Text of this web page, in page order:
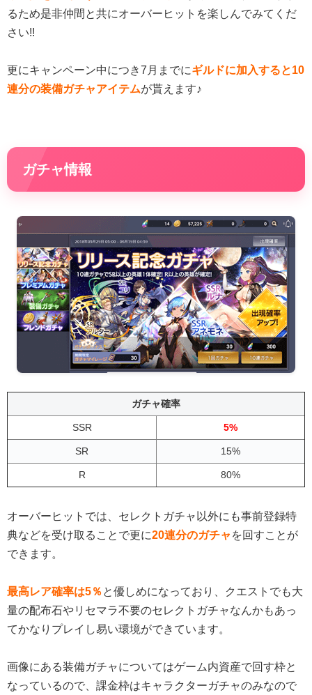
るため是非仲間と共にオーバーヒットを楽しんでみてくだ
さい!!
更にキャンペーン中につき7月までにギルドに加入すると10
連分の装備ガチャアイテムが貰えます♪
ガチャ情報
ガチャ確率
SSR 5%
SR 15%
R 80%
オーバーヒットでは、セレクトガチャ以外にも事前登録特
典などを受け取ることで更に20連分のガチャ を回すことが
できます。
最高レア確率は5％ と優しめになっており、クエストでも大
量の配布石やリセマラ不要のセレクトガチャなんかもあっ
てかなりプレイし易い環境ができています。
画像にある装備ガチャについてはゲーム内資産で回す枠と
なっているので、課金枠はキャラクターガチャのみなので